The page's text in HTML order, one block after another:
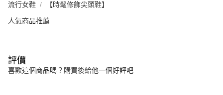
流行女鞋 【時髦修飾尖頭鞋】
人氣商品推薦
評價
喜歡這個商品嗎？購買後給他一個好評吧